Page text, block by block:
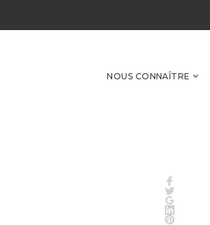
NOUS CONNAÎTRE
Twitter